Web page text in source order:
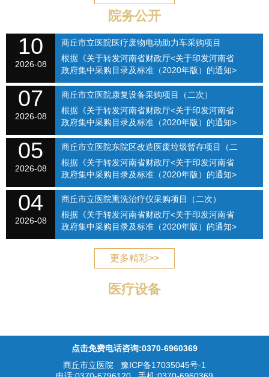
院务公开
10
2026-08
商丘市立医院医疗废物电动助力车采购项目
（SQSLYY2026-082）
根据《关于转发河南省财政厅<关于印发河南省
政府集中采购目录及标准（2020年版）的通知>
的通知》（商财购〔2020〕1号）和《商丘市立
医院关于修订招标采购流程的通知》（商立院字
【2021】...
07
2026-08
商丘市立医院康复设备采购项目（二次）
SQSLYY2026-074
根据《关于转发河南省财政厅<关于印发河南省
政府集中采购目录及标准（2020年版）的通知>
的通知》（商财购〔2020〕1号）和《商丘市立
医院关于修订招标采购流程的通知》（商立院字
【2021】...
05
2026-08
商丘市立医院东院区改造医废垃圾暂存项目（二
次）（SQSLYY2026-075）
根据《关于转发河南省财政厅<关于印发河南省
政府集中采购目录及标准（2020年版）的通知>
的通知》（商财购〔2020〕1号）和《商丘市立
医院关于修订招标采购流程的通知》（商立院字
【2021】...
04
2026-08
商丘市立医院熏洗治疗仪采购项目（二次）
（SQSLYY2026-076）
根据《关于转发河南省财政厅<关于印发河南省
政府集中采购目录及标准（2020年版）的通知>
的通知》（商财购〔2020〕1号）和《商丘市立
医院关于修订招标采购流程的通知》（商立院字
更多精彩>>
医疗设备
点击免费电话咨询:0370-6960369
商丘市立医院 豫ICP备17035045号-1